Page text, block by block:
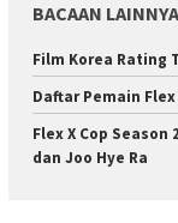
BACAAN LAINNYA
Film Korea Rating
Daftar Pemain
Flex X Cop Season
dan Joo Hye Ra